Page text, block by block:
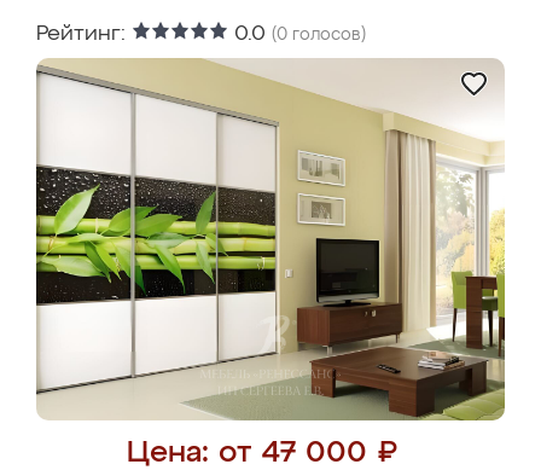
Рейтинг: 0.0 (0 голосов)
Цена: от 47 000 ₽